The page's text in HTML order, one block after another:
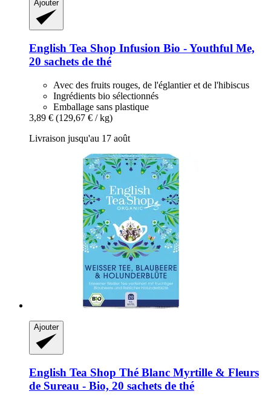
Ajouter
English Tea Shop Infusion Bio -​ Youthful Me,
20 sachets de thé
Avec des fruits rouges, de l'églantier et de l'hibiscus
Ingrédients bio sélectionnés
Emballage sans plastique
3,89 € (129,67 € / kg)
Livraison jusqu'au 17 août
Ajouter
English Tea Shop Thé Blanc Myrtille & Fleurs
de Sureau -​ Bio, 20 sachets de thé